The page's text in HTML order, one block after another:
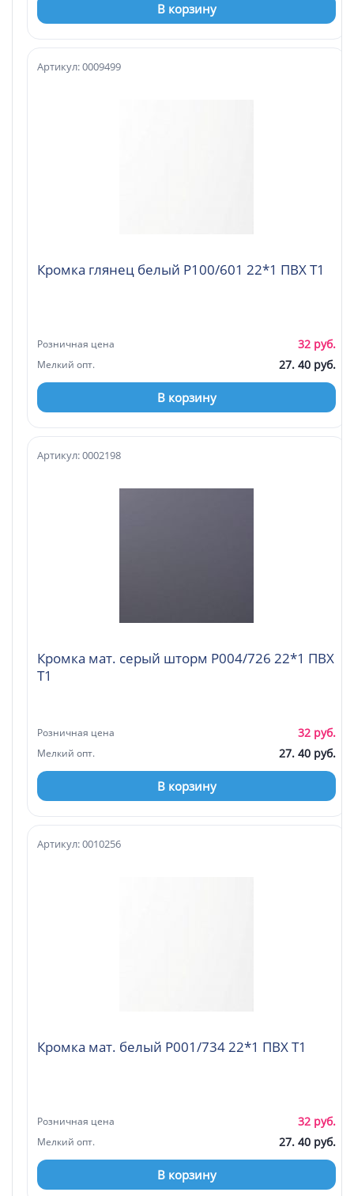
В корзину
Кромка глянец белый P100/601 22*1 ПВХ Т1
Артикул: 0009499
Розничная цена 32 руб.
Мелкий опт. 27. 40 руб.
В корзину
Кромка мат. серый шторм P004/726 22*1 ПВХ
Т1
Артикул: 0002198
Розничная цена 32 руб.
Мелкий опт. 27. 40 руб.
В корзину
Кромка мат. белый P001/734 22*1 ПВХ Т1
Артикул: 0010256
Розничная цена 32 руб.
Мелкий опт. 27. 40 руб.
В корзину